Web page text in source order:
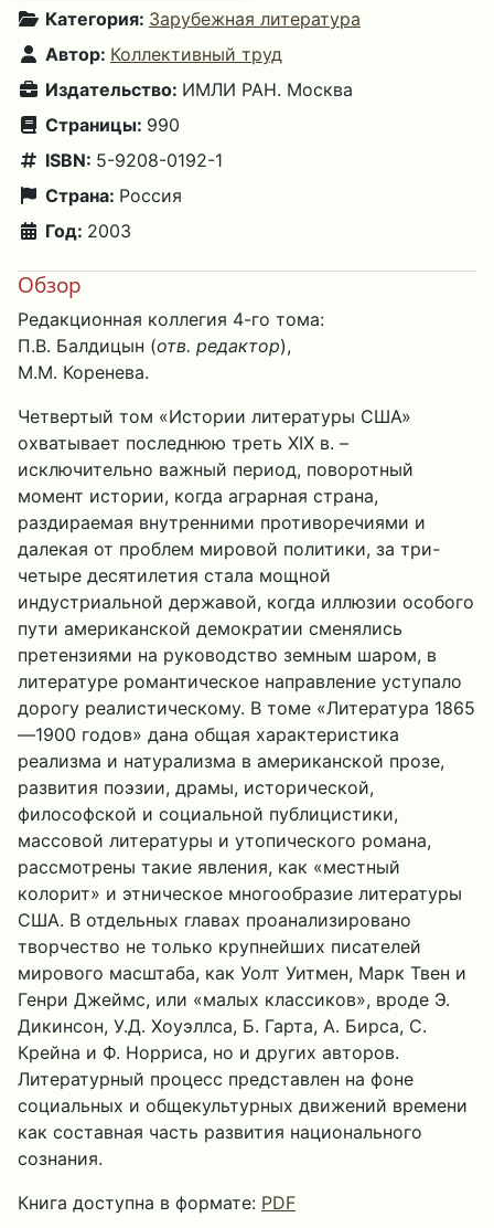
Категория: Зарубежная литература
Автор: Коллективный труд
Издательство: ИМЛИ РАН. Москва
Страницы: 990
ISBN: 5-9208-0192-1
Страна: Россия
Год: 2003
Обзор
Редакционная коллегия 4-го тома:
П.В. Балдицын (отв. редактор),
М.М. Коренева.
Четвертый том «Истории литературы США»
охватывает последнюю треть XIX в. –
исключительно важный период, поворотный
момент истории, когда аграрная страна,
раздираемая внутренними противоречиями и
далекая от проблем мировой политики, за три-
четыре десятилетия стала мощной
индустриальной державой, когда иллюзии особого
пути американской демократии сменялись
претензиями на руководство земным шаром, в
литературе романтическое направление уступало
дорогу реалистическому. В томе «Литература 1865
—1900 годов» дана общая характеристика
реализма и натурализма в американской прозе,
развития поэзии, драмы, исторической,
философской и социальной публицистики,
массовой литературы и утопического романа,
рассмотрены такие явления, как «местный
колорит» и этническое многообразие литературы
США. В отдельных главах проанализировано
творчество не только крупнейших писателей
мирового масштаба, как Уолт Уитмен, Марк Твен и
Генри Джеймс, или «малых классиков», вроде Э.
Дикинсон, У.Д. Хоуэллса, Б. Гарта, А. Бирса, С.
Крейна и Ф. Норриса, но и других авторов.
Литературный процесс представлен на фоне
социальных и общекультурных движений времени
как составная часть развития национального
сознания.
Книга доступна в формате: PDF